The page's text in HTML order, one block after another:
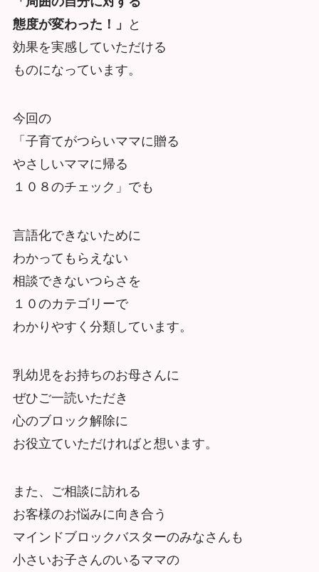
態度が変わった！」
と
効果を実感していただける
ものになっています。
今回の
「子育てがつらいママに贈る
やさしいママに帰る
１０８のチェック」でも
言語化できないために
わかってもらえない
相談できないつらさを
１０のカテゴリーで
わかりやすく分類しています。
乳幼児をお持ちのお母さんに
ぜひご一読いただき
心のブロック解除に
お役立ていただければと想います。
また、ご相談に訪れる
お客様のお悩みに向き合う
マインドブロックバスターのみなさんも
小さいお子さんのいるママの